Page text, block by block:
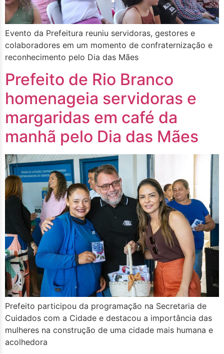
Evento da Prefeitura reuniu servidoras, gestores e
colaboradores em um momento de confraternização e
reconhecimento pelo Dia das Mães
Prefeito de Rio Branco
homenageia servidoras e
margaridas em café da
manhã pelo Dia das Mães
Prefeito participou da programação na Secretaria de
Cuidados com a Cidade e destacou a importância das
mulheres na construção de uma cidade mais humana e
acolhedora